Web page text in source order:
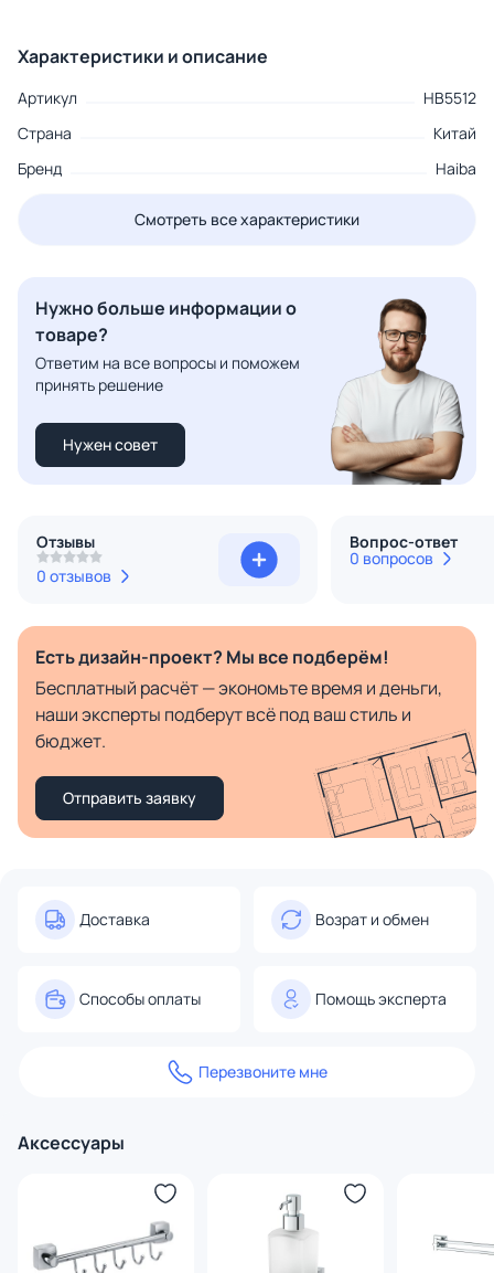
Характеристики и описание
Артикул
HB5512
Страна
Китай
Бренд
Haiba
Смотреть все характеристики
Нужно больше информации о
товаре?
Ответим на все вопросы и поможем
принять решение
Нужен совет
Отзывы
0 отзывов
Вопрос-ответ
0 вопросов
Есть дизайн-проект? Мы все подберём!
Бесплатный расчёт — экономьте время и деньги,
наши эксперты подберут всё под ваш стиль и
бюджет.
Отправить заявку
Доставка Возрат и обмен
Способы оплаты Помощь эксперта
Перезвоните мне
Аксессуары